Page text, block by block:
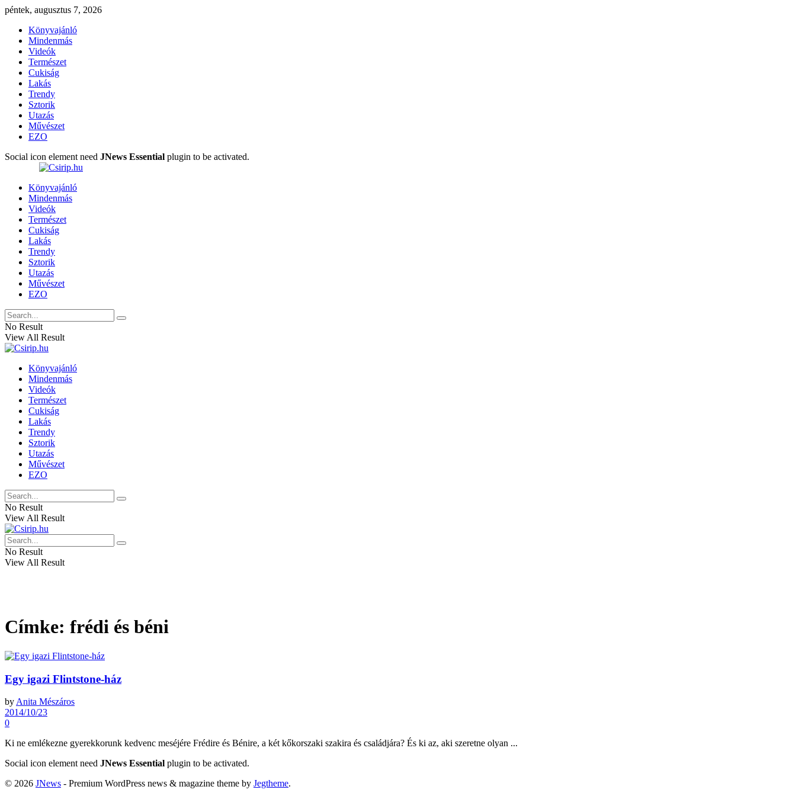
péntek, augusztus 7, 2026
Könyvajánló
Mindenmás
Videók
Természet
Cukiság
Lakás
Trendy
Sztorik
Utazás
Művészet
EZO
Social icon element need JNews Essential plugin to be activated.
Könyvajánló
Mindenmás
Videók
Természet
Cukiság
Lakás
Trendy
Sztorik
Utazás
Művészet
EZO
No Result
View All Result
Könyvajánló
Mindenmás
Videók
Természet
Cukiság
Lakás
Trendy
Sztorik
Utazás
Művészet
EZO
No Result
View All Result
No Result
View All Result
Címke: frédi és béni
Egy igazi Flintstone-ház
by Anita Mészáros
2014/10/23
0
Ki ne emlékezne gyerekkorunk kedvenc meséjére Frédire és Bénire, a két kőkorszaki szakira és családjára? És ki az, aki szeretne olyan ...
Social icon element need JNews Essential plugin to be activated.
© 2026 JNews - Premium WordPress news & magazine theme by Jegtheme.